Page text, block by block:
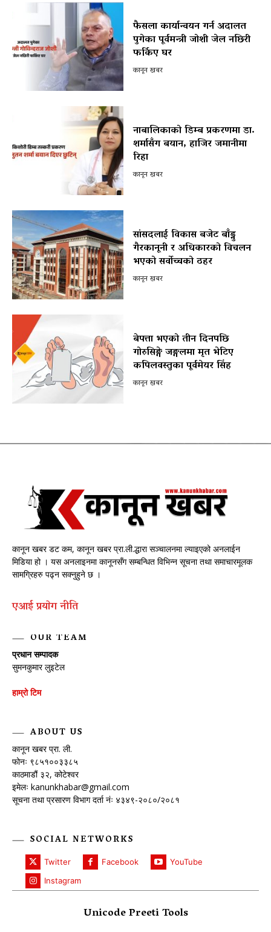
फैसला कार्यान्वयन गर्न अदालत
पुगेका पूर्वमन्त्री जोशी जेल नछिरी
फर्किए घर
कानून खबर
नाबालिकाको डिम्ब प्रकरणमा डा.
शर्मासँग बयान, हाजिर जमानीमा
रिहा
कानून खबर
सांसदलाई विकास बजेट बाँड्नु
गैरकानूनी र अधिकारको विचलन
भएको सर्वोच्चको ठहर
कानून खबर
बेपत्ता भएको तीन दिनपछि
गोरुसिङ्गे जङ्गलमा मृत भेटिए
कपिलवस्तुका पूर्वमेयर सिंह
कानून खबर
कानून खबर डट कम, कानून खबर प्रा.ली.द्धारा सञ्चालनमा ल्याइएको अनलाईन
मिडिया हो । यस अनलाइनमा कानूनसँग सम्बन्धित विभिन्न सूचना तथा समाचारमूलक
सामग्रिहरु पढ्न सक्नुहुने छ ।
एआई प्रयाेग नीति
OUR TEAM
प्रधान सम्पादक
सुमनकुमार लुइटेल
हाम्रो टिम
ABOUT US
कानून खबर प्रा. ली.
फोनः ९८५१००३३८५
काठमाडौं ३२, कोटेश्वर
इमेलः kanunkhabar@gmail.com
सूचना तथा प्रसारण विभाग दर्ता नंः ४३४९-२०८०/२०८१
SOCIAL NETWORKS
Twitter Facebook
YouTube
Instagram
Unicode Preeti Tools